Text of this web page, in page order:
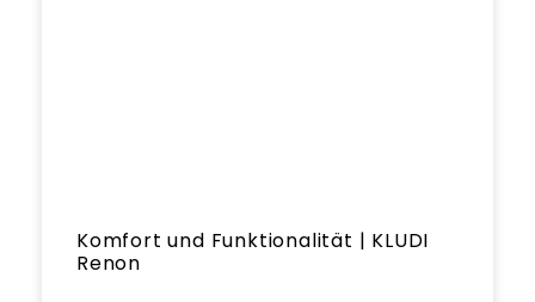
Komfort und Funktionalität | KLUDI
Renon